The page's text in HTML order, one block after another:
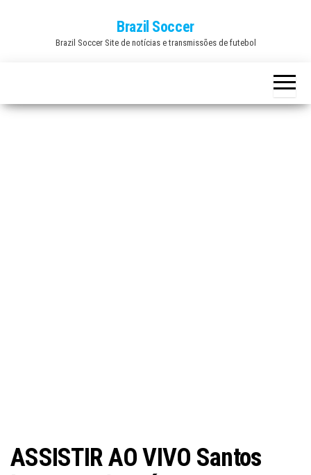
Brazil Soccer
Brazil Soccer Site de notícias e transmissões de futebol
ASSISTIR AO VIVO Santos